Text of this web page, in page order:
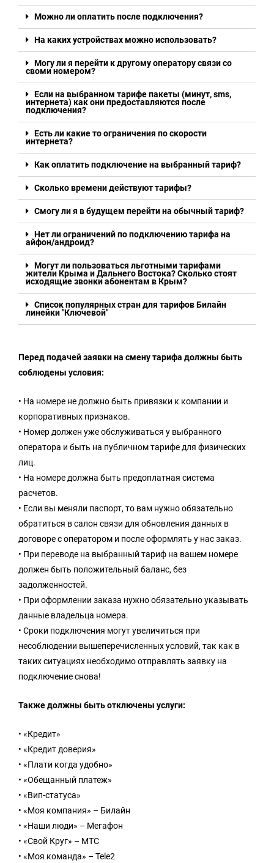
Можно ли оплатить после подключения?
На каких устройствах можно использовать?
Могу ли я перейти к другому оператору связи со
своми номером?
Если на выбранном тарифе пакеты (минут, sms,
интернета) как они предоставляются после
подключения?
Есть ли какие то ограничения по скорости
интернета?
Как оплатить подключение на выбранный тариф?
Сколько времени действуют тарифы?
Смогу ли я в будущем перейти на обычный тариф?
Нет ли ограничений по подключению тарифа на
айфон/андроид?
Могут ли пользоваться льготными тарифами
жители Крыма и Дальнего Востока? Сколько стоят
исходящие звонки абонентам в Крым?
Список популярных стран для тарифов Билайн
линейки "Ключевой"
Перед подачей заявки на смену тарифа должны быть
соблюдены условия:
• На номере не должно быть привязки к компании и
корпоративных признаков.
• Номер должен уже обслуживаться у выбранного
оператора и быть на публичном тарифе для физических
лиц.
• На номере должна быть предоплатная система
расчетов.
• Если вы меняли паспорт, то вам нужно обязательно
обратиться в салон связи для обновления данных в
договоре с оператором и после оформлять у нас заказ.
• При переводе на выбранный тариф на вашем номере
должен быть положительный баланс, без
задолженностей.
• При оформлении заказа нужно обязательно указывать
данные владельца номера.
• Сроки подключения могут увеличиться при
несоблюдении вышеперечисленных условий, так как в
таких ситуациях необходимо отправлять заявку на
подключение снова!
Также должны быть отключены услуги:
• «Кредит»
• «Кредит доверия»
• «Плати когда удобно»
• «Обещанный платеж»
• «Вип-статуса»
• «Моя компания» – Билайн
• «Наши люди» – Мегафон
• «Свой Круг» – МТС
• «Моя команда» – Tele2